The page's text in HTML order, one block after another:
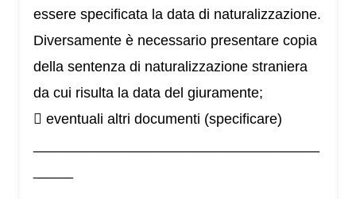
essere specificata la data di naturalizzazione.
Diversamente è necessario presentare copia
della sentenza di naturalizzazione straniera
da cui risulta la data del giuramente;
 eventuali altri documenti (specificare)